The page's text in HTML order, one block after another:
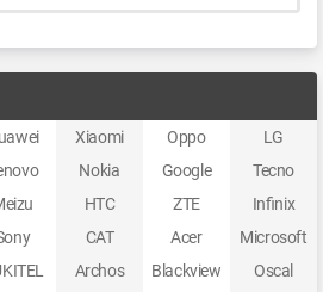
Xiaomi Oppo
LG
Nokia Google
Tecno
HTC ZTE
Infinix
CAT Acer
Microsoft
Archos Blackview
Oscal